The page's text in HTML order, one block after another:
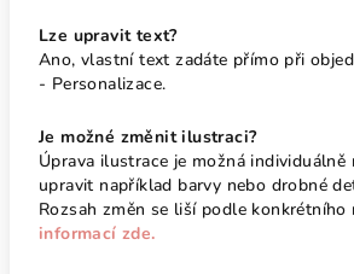
Lze upravit text?
Ano, vlastní text zadáte přímo při
- Personalizace.
Je možné změnit ilustraci?
Úprava ilustrace je možná individuálně
upravit například barvy nebo drobné
Rozsah změn se liší podle
informací zde.